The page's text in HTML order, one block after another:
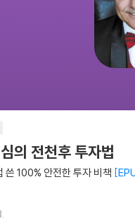
의 전천후 투자법
쓴 100% 안전한 투자 비책